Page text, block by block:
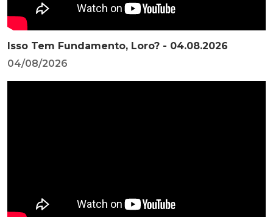
Isso Tem Fundamento, Loro? - 04.08.2026
04/08/2026